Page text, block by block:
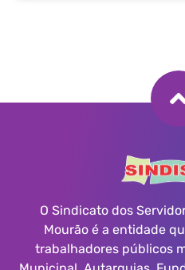
O Sindicato dos
Mourão é a entidade
trabalhadores públicos